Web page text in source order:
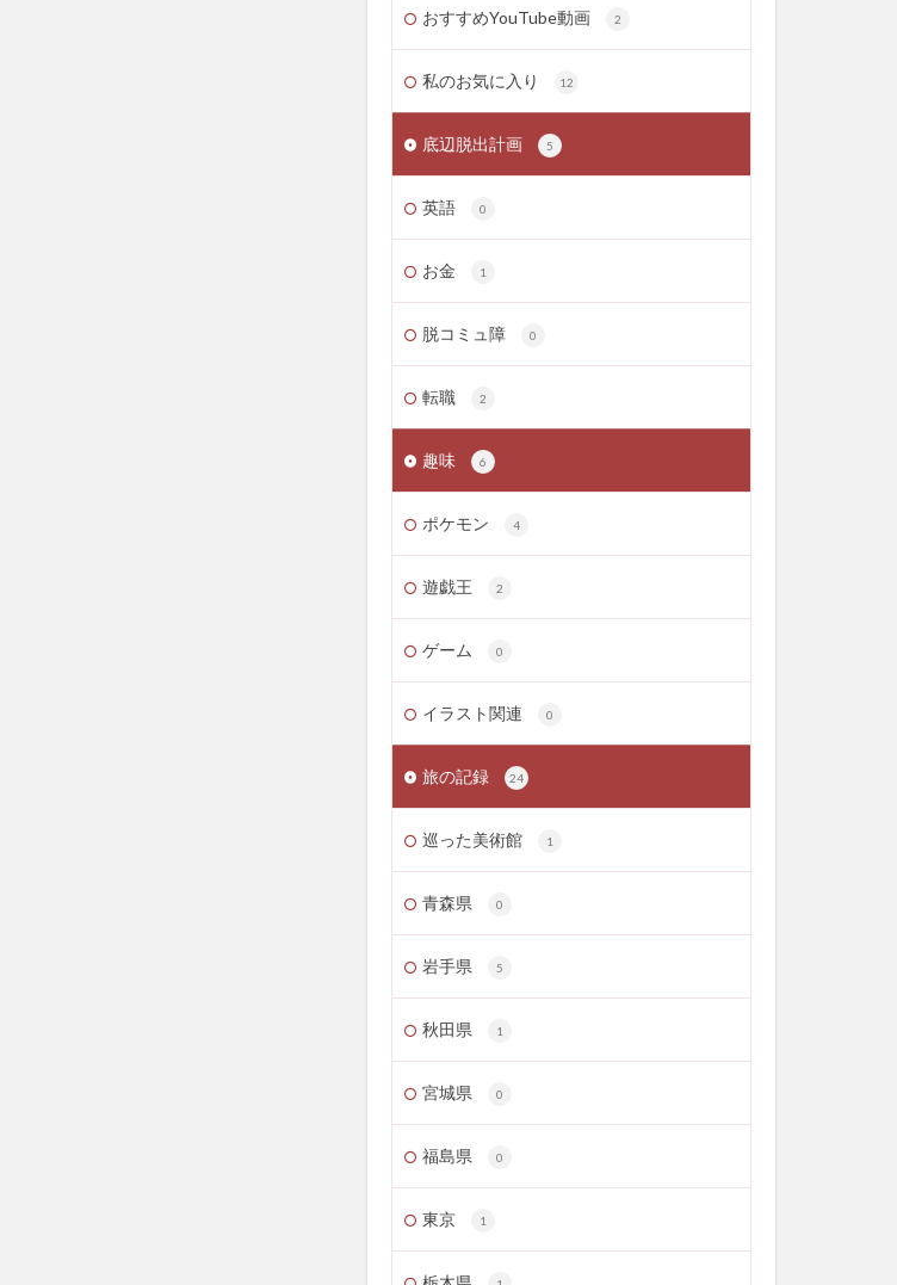
おすすめYouTube動画 2
私のお気に入り 12
底辺脱出計画 5
英語 0
お金 1
脱コミュ障 0
転職 2
趣味 6
ポケモン 4
遊戯王 2
ゲーム 0
イラスト関連 0
旅の記録 24
巡った美術館 1
青森県 0
岩手県 5
秋田県 1
宮城県 0
福島県 0
東京 1